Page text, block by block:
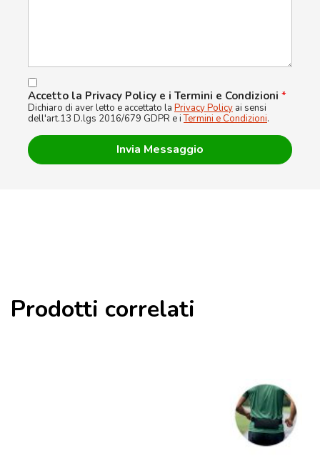
Accetto la Privacy Policy e i Termini e Condizioni *
Dichiaro di aver letto e accettato la Privacy Policy ai sensi
dell'art.13 D.lgs 2016/679 GDPR e iTermini e Condizioni.
Prodotti correlati